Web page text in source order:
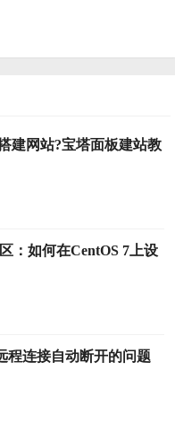
建网站?宝塔面板建站教
：如何在CentOS 7上设
程连接自动断开的问题